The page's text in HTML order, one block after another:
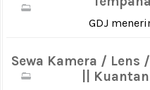
GDJ
Sewa Kamera / Lens
||